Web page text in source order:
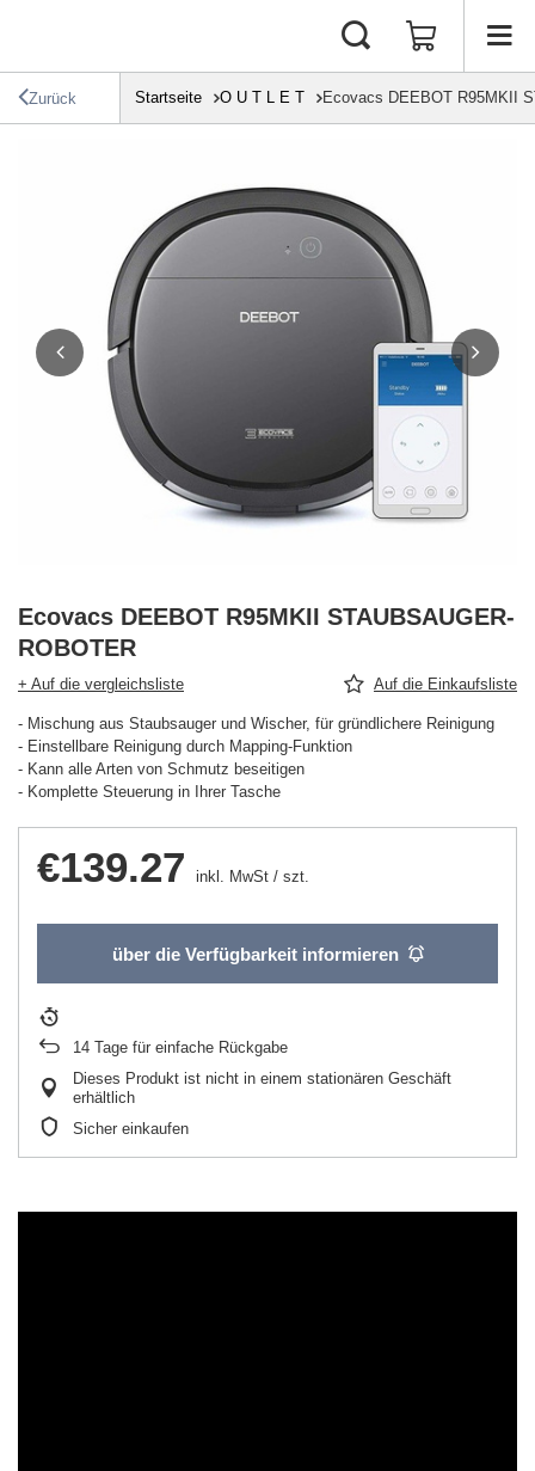
Zurück Startseite O U T L E T Ecovacs DEEBOT R95MKII
Ecovacs DEEBOT R95MKII STAUBSAUGER-
ROBOTER
+ Auf die vergleichsliste Auf die Einkaufsliste
- Mischung aus Staubsauger und Wischer, für gründlichere Reinigung
- Einstellbare Reinigung durch Mapping-Funktion
- Kann alle Arten von Schmutz beseitigen
- Komplette Steuerung in Ihrer Tasche
€139.27 inkl. MwSt / szt.
über die Verfügbarkeit informieren
14 Tage für einfache Rückgabe
Dieses Produkt ist nicht in einem stationären Geschäft
erhältlich
Sicher einkaufen